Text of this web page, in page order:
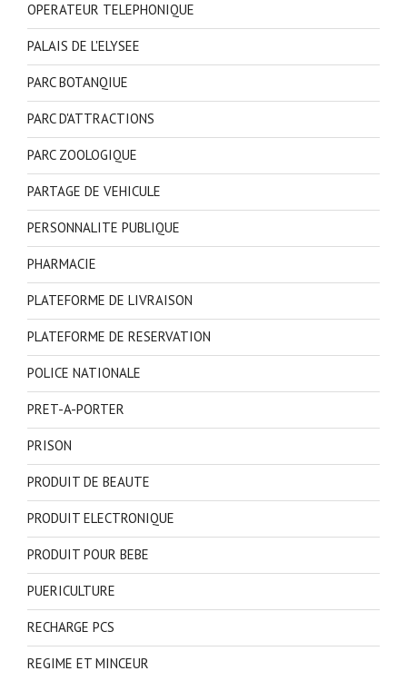
OPERATEUR TELEPHONIQUE
PALAIS DE L'ELYSEE
PARC BOTANQIUE
PARC D'ATTRACTIONS
PARC ZOOLOGIQUE
PARTAGE DE VEHICULE
PERSONNALITE PUBLIQUE
PHARMACIE
PLATEFORME DE LIVRAISON
PLATEFORME DE RESERVATION
POLICE NATIONALE
PRET-A-PORTER
PRISON
PRODUIT DE BEAUTE
PRODUIT ELECTRONIQUE
PRODUIT POUR BEBE
PUERICULTURE
RECHARGE PCS
REGIME ET MINCEUR